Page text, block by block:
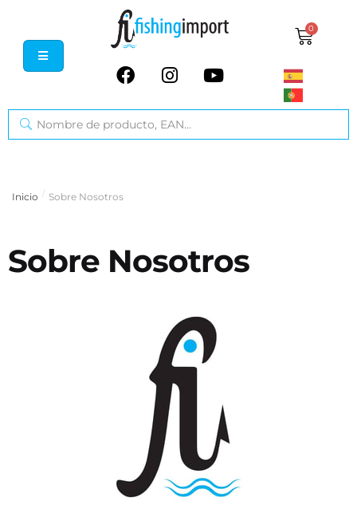
0
Inicio / Sobre Nosotros
Sobre Nosotros